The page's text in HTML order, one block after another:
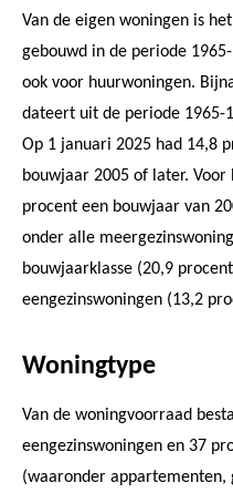
Van de eigen woningen is
gebouwd in de periode
ook voor huurwoningen.
dateert uit de periode 1965-
Op 1 januari 2025 had 14,8
bouwjaar 2005 of later.
procent een bouwjaar van
onder alle
bouwjaarklasse (20,9
eengezinswoningen (13,2
Woningtype
Van de woningvoorraad
eengezinswoningen en 37
(waaronder